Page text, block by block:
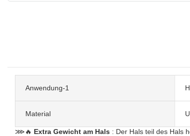
Anwendung-1
Material
⋙🔥 Extra Gewicht am Hals : Der Hals teil des Hals